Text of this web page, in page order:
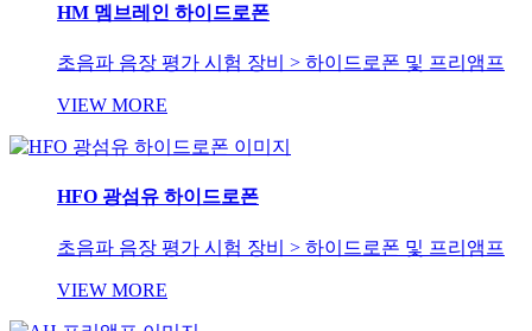
HM 멤브레인 하이드로폰
초음파 음장 평가 시험 장비 > 하이드로폰 및 프리앰프
VIEW MORE
HFO 광섬유 하이드로폰
초음파 음장 평가 시험 장비 > 하이드로폰 및 프리앰프
VIEW MORE